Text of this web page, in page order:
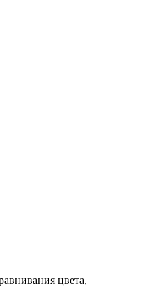
цвета,